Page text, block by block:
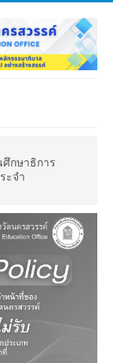
ม-ตอบ
กษาธิการ
ะจำ